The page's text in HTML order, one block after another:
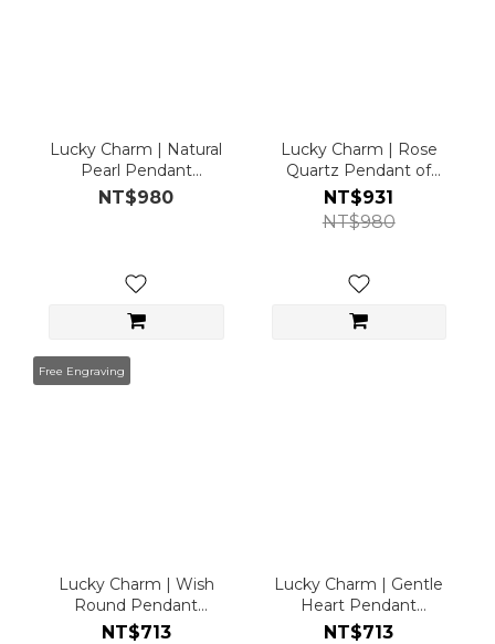
Lucky Charm | Natural
Pearl Pendant
(Pendant only)
NT$980
Lucky Charm | Rose
Quartz Pendant of
Love (Pendant only)
NT$931
NT$980
Free Engraving
Lucky Charm | Wish
Round Pendant
(Pendant only)
NT$713
Lucky Charm | Gentle
Heart Pendant
(Pendant only)
NT$713